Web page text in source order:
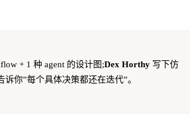
+ 1 种 agent 的设计图;Dex Horthy 写下仿
你”每个具体决策都还在迭代”。